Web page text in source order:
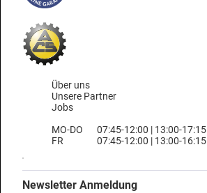
Über uns
Unsere Partner
Jobs
MO-DO
FR
07:45-12:00 | 13:00-17:15
07:45-12:00 | 13:00-16:15
Newsletter Anmeldung